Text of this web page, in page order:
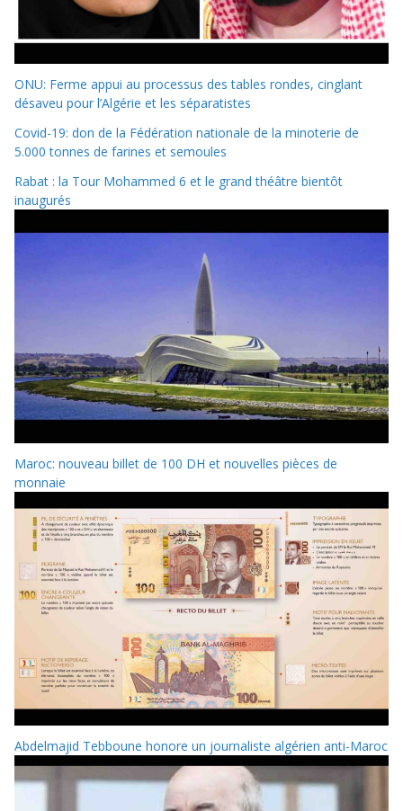
ONU: Ferme appui au processus des tables rondes, cinglant
désaveu pour l’Algérie et les séparatistes
Covid-19: don de la Fédération nationale de la minoterie de
5.000 tonnes de farines et semoules
Rabat : la Tour Mohammed 6 et le grand théâtre bientôt
inaugurés
Maroc: nouveau billet de 100 DH et nouvelles pièces de
monnaie
Abdelmajid Tebboune honore un journaliste algérien anti-Maroc